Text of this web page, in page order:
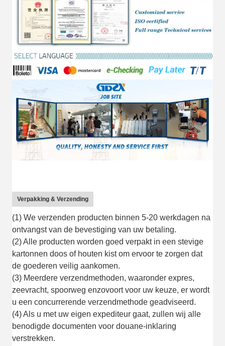
Verpakking & Verzending
(1) We verzenden producten binnen 5-20 werkdagen na
ontvangst van de bevestiging van uw betaling.
(2) Alle producten worden goed verpakt in een stevige
kartonnen doos of houten kist om ervoor te zorgen dat
de goederen veilig aankomen.
(3) Meerdere verzendmethoden, waaronder expres,
zeevracht, spoorweg enzovoort voor uw keuze, er wordt
u een concurrerende verzendmethode geadviseerd.
(4) Als u met uw eigen expediteur gaat, zullen wij alle
benodigde documenten voor douane-inklaring
verstrekken.